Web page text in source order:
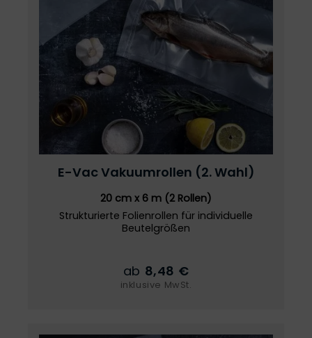
E-Vac Vakuumrollen (2. Wahl)
20 cm x 6 m (2 Rollen)
Strukturierte Folienrollen für individuelle
Beutelgrößen
ab 8,48 €
inklusive MwSt.